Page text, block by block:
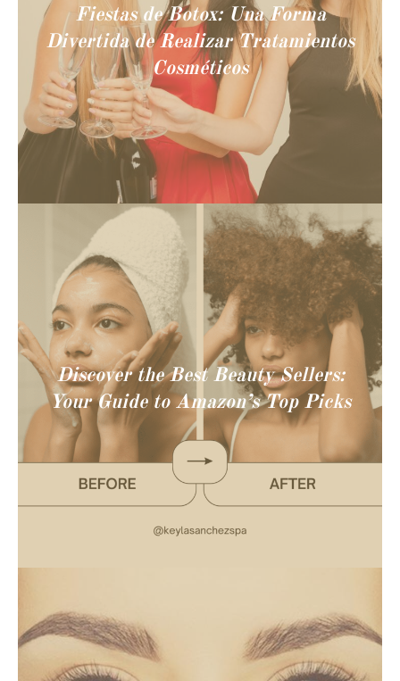
Fiestas de Botox: Una Forma
Divertida de Realizar Tratamientos
Cosméticos
Discover the Best Beauty Sellers:
Your Guide to Amazon’s Top Picks